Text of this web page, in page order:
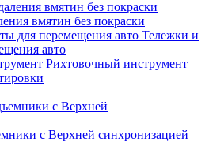
вмятин без покраски
Тележки и
авто
Рихтовочный инструмент
с Верхней синхронизацией